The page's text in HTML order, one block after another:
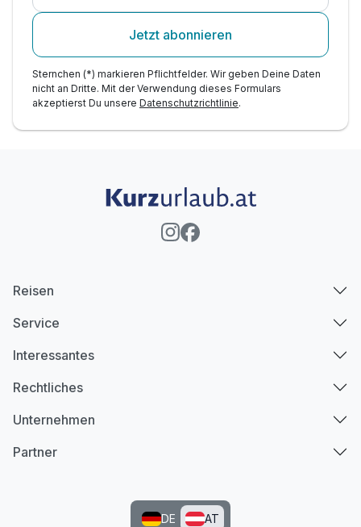
Jetzt abonnieren
Sternchen (*) markieren Pflichtfelder. Wir geben Deine Daten
nicht an Dritte. Mit der Verwendung dieses Formulars
akzeptierst Du unsere Datenschutzrichtlinie.
Reisen
Service
Interessantes
Rechtliches
Unternehmen
Partner
DE AT